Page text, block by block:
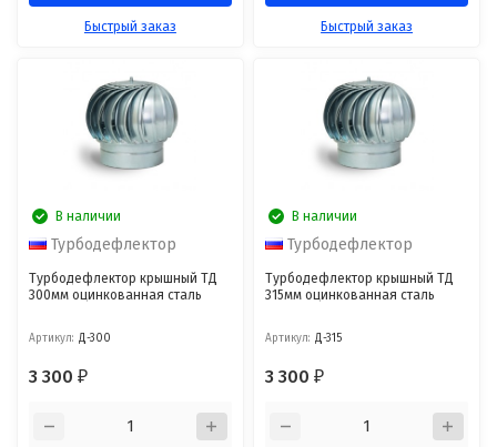
Быстрый заказ Быстрый заказ
В наличии
Турбодефлектор
Турбодефлектор крышный ТД
300мм оцинкованная сталь
Артикул: Д-300
3 300₽
В наличии
Турбодефлектор
Турбодефлектор крышный ТД
315мм оцинкованная сталь
Артикул: Д-315
3 300₽